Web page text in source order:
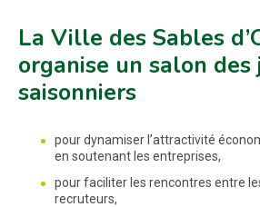
La Ville des Sables
organise un salon des
saisonniers
pour dynamiser l’attractivité
en soutenant les entreprises,
pour faciliter les rencontres entre
recruteurs,